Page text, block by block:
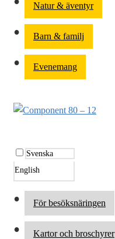
Svenska
English
Natur & äventyr
Barn & familj
Evenemang
För besöksnäringen
Kartor och broschyrer